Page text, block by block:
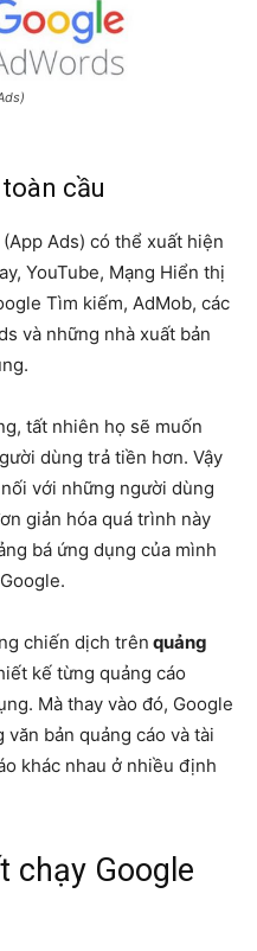
cầu
Ads) có thể xuất hiện
YouTube, Mạng Hiển thị
Tìm kiếm, AdMob, các
và những nhà xuất bản
tất nhiên họ sẽ muốn
dùng trả tiền hơn. Vậy
với những người dùng
giản hóa quá trình này
bá ứng dụng của mình
chiến dịch trên quảng
kế từng quảng cáo
Mà thay vào đó, Google
bản quảng cáo và tài
khác nhau ở nhiều định
chạy Google